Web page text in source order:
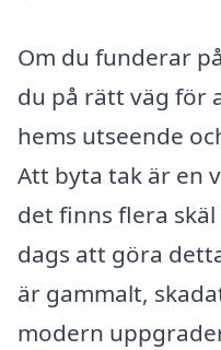
Om du funderar
du på rätt väg för
hems utseende
Att byta tak är en
det finns flera
dags att göra
är gammalt,
modern